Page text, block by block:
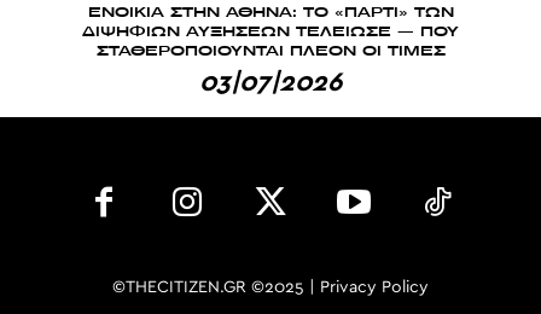
ΕΝΟΙΚΙΑ ΣΤΗΝ ΑΘΗΝΑ: ΤΟ «ΠΑΡΤΙ» ΤΩΝ
ΔΙΨΗΦΙΩΝ ΑΥΞΗΣΕΩΝ ΤΕΛΕΙΩΣΕ — ΠΟΥ
ΣΤΑΘΕΡΟΠΟΙΟΥΝΤΑΙ ΠΛΕΟΝ ΟΙ ΤΙΜΕΣ
03|07|2026
©THECITIZEN.GR ©2025 | Privacy Policy